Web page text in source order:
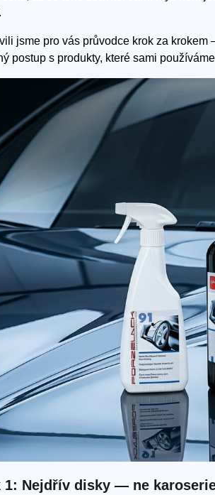
jsme pro vás průvodce krok za
postup s produkty, které sami
1: Nejdřív disky — ne